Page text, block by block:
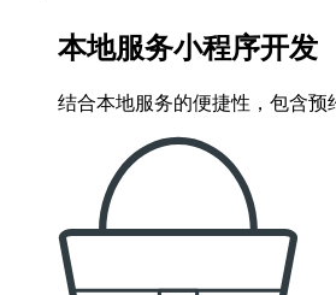
本地服务小程序开发
结合本地服务的便捷性，包含